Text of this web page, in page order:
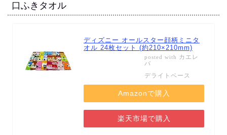
口ふきタオル
ディズニー オールスター顔柄ミニタ
オル 24枚セット (約210×210mm)
posted with カエレ
バ
デライトベース
Amazonで購入
楽天市場で購入